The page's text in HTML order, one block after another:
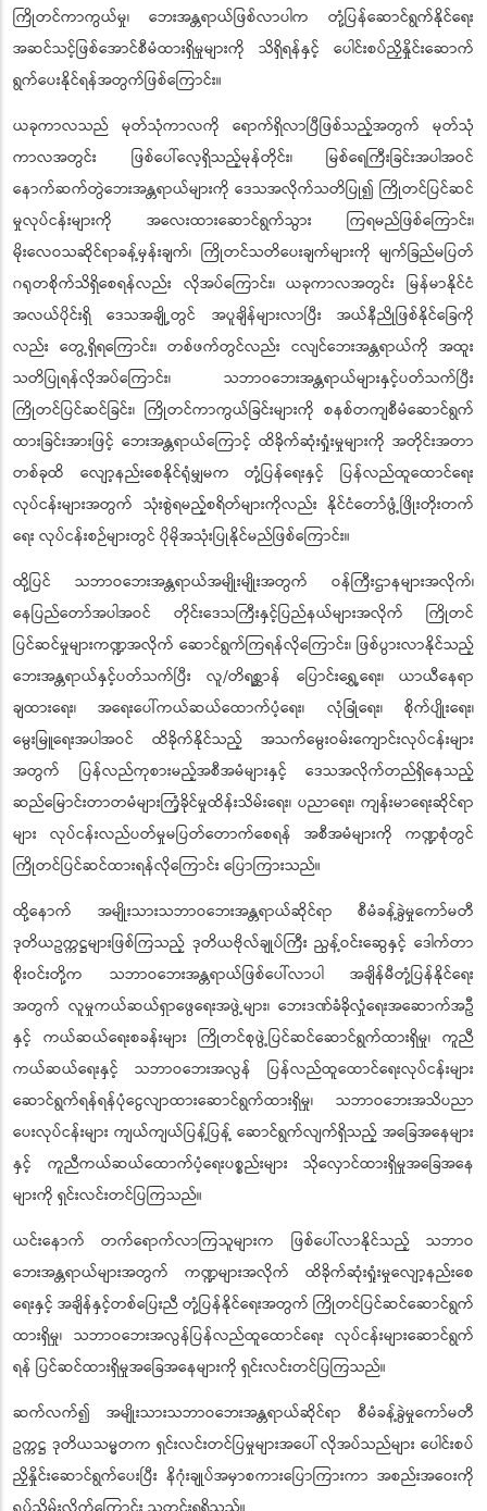
ကြိုတင်ကာကွယ်မှု၊ ဘေးအန္တရာယ်ဖြစ်လာပါက တုံ့ပြန်ဆောင်ရွက်နိုင်ရေး
အဆင်သင့်ဖြစ်အောင်စီမံထားရှိမှုများကို သိရှိရန်နှင့် ပေါင်းစပ်ညှိနှိုင်းဆောက်
ရွက်ပေးနိုင်ရန်အတွက်ဖြစ်ကြောင်း။
ယခုကာလသည် မုတ်သုံကာလကို ရောက်ရှိလာပြီဖြစ်သည့်အတွက် မုတ်သုံ
ကာလအတွင်း ဖြစ်ပေါ်လေ့ရှိသည့်မုန်တိုင်း၊ မြစ်ရေကြီးခြင်းအပါအဝင်
နောက်ဆက်တွဲဘေးအန္တရာယ်များကို ဒေသအလိုက်သတိပြု၍ ကြိုတင်ပြင်ဆင်
မှုလုပ်ငန်းများကို အလေးထားဆောင်ရွက်သွား ကြရမည်ဖြစ်ကြောင်း၊
မိုးလေဝသဆိုင်ရာခန့်မှန်းချက်၊ ကြိုတင်သတိပေးချက်များကို မျက်ခြည်မပြတ်
ဂရုတစိုက်သိရှိစေရန်လည်း လိုအပ်ကြောင်း၊ ယခုကာလအတွင်း မြန်မာနိုင်ငံ
အလယ်ပိုင်းရှိ ဒေသအချို့တွင် အပူချိန်များလာပြီး အယ်နီညိုဖြစ်နိုင်ခြေကို
လည်း တွေ့ရှိရကြောင်း၊ တစ်ဖက်တွင်လည်း ငလျင်ဘေးအန္တရာယ်ကို အထူး
သတိပြုရန်လိုအပ်ကြောင်း၊ သဘာဝဘေးအန္တရာယ်များနှင့်ပတ်သက်ပြီး
ကြိုတင်ပြင်ဆင်ခြင်း၊ ကြိုတင်ကာကွယ်ခြင်းများကို စနစ်တကျစီမံဆောင်ရွက်
ထားခြင်းအားဖြင့် ဘေးအန္တရာယ်ကြောင့် ထိခိုက်ဆုံးရှုံးမှုများကို အတိုင်းအတာ
တစ်ခုထိ လျော့နည်းစေနိုင်ရုံမျှမက တုံ့ပြန်ရေးနှင့် ပြန်လည်ထူထောင်ရေး
လုပ်ငန်းများအတွက် သုံးစွဲရမည့်စရိတ်များကိုလည်း နိုင်ငံတော်ဖွံ့ဖြိုးတိုးတက်
ရေး လုပ်ငန်းစဉ်များတွင် ပိုမိုအသုံးပြုနိုင်မည်ဖြစ်ကြောင်း။
ထို့ပြင် သဘာဝဘေးအန္တရာယ်အမျိုးမျိုးအတွက် ဝန်ကြီးဌာနများအလိုက်၊
နေပြည်တော်အပါအဝင် တိုင်းဒေသကြီးနှင့်ပြည်နယ်များအလိုက် ကြိုတင်
ပြင်ဆင်မှုများကဏ္ဍအလိုက် ဆောင်ရွက်ကြရန်လိုကြောင်း၊ ဖြစ်ပွားလာနိုင်သည့်
ဘေးအန္တရာယ်နှင့်ပတ်သက်ပြီး လူ/တိရစ္ဆာန် ပြောင်းရွှေ့ရေး၊ ယာယီနေရာ
ချထားရေး၊ အရေးပေါ်ကယ်ဆယ်ထောက်ပံ့ရေး၊ လုံခြုံရေး၊ စိုက်ပျိုးရေး၊
မွေးမြူရေးအပါအဝင် ထိခိုက်နိုင်သည့် အသက်မွေးဝမ်းကျောင်းလုပ်ငန်းများ
အတွက် ပြန်လည်ကုစားမည့်အစီအမံများနှင့် ဒေသအလိုက်တည်ရှိနေသည့်
ဆည်မြောင်းတာတမံများကြံ့ခိုင်မှုထိန်းသိမ်းရေး၊ ပညာရေး၊ ကျန်းမာရေးဆိုင်ရာ
များ လုပ်ငန်းလည်ပတ်မှုမပြတ်တောက်စေရန် အစီအမံများကို ကဏ္ဍစုံတွင်
ကြိုတင်ပြင်ဆင်ထားရန်လိုကြောင်း ပြောကြားသည်။
ထို့နောက် အမျိုးသားသဘာဝဘေးအန္တရာယ်ဆိုင်ရာ စီမံခန့်ခွဲမှုကော်မတီ
ဒုတိယဥက္ကဋ္ဌများဖြစ်ကြသည့် ဒုတိယဗိုလ်ချုပ်ကြီး ညွန့်ဝင်းဆွေနှင့် ဒေါက်တာ
စိုးဝင်းတို့က သဘာဝဘေးအန္တရာယ်ဖြစ်ပေါ်လာပါ အချိန်မီတုံ့ပြန်နိုင်ရေး
အတွက် လူမှုကယ်ဆယ်ရှာဖွေရေးအဖွဲ့များ၊ ဘေးဒဏ်ခံခိုလှုံရေးအဆောက်အဦ
နှင့် ကယ်ဆယ်ရေးစခန်းများ ကြိုတင်စုဖွဲ့ပြင်ဆင်ဆောင်ရွက်ထားရှိမှု၊ ကူညီ
ကယ်ဆယ်ရေးနှင့် သဘာဝဘေးအလွန် ပြန်လည်ထူထောင်ရေးလုပ်ငန်းများ
ဆောင်ရွက်ရန်ရန်ပုံငွေလျာထားဆောင်ရွက်ထားရှိမှု၊ သဘာဝဘေးအသိပညာ
ပေးလုပ်ငန်းများ ကျယ်ကျယ်ပြန့်ပြန့် ဆောင်ရွက်လျက်ရှိသည့် အခြေအနေများ
နှင့် ကူညီကယ်ဆယ်ထောက်ပံ့ရေးပစ္စည်းများ သိုလှောင်ထားရှိမှုအခြေအနေ
များကို ရှင်းလင်းတင်ပြကြသည်။
ယင်းနောက် တက်ရောက်လာကြသူများက ဖြစ်ပေါ်လာနိုင်သည့် သဘာဝ
ဘေးအန္တရာယ်များအတွက် ကဏ္ဍများအလိုက် ထိခိုက်ဆုံးရှုံးမှုလျော့နည်းစေ
ရေးနှင့် အချိန်နှင့်တစ်ပြေးညီ တုံ့ပြန်နိုင်ရေးအတွက် ကြိုတင်ပြင်ဆင်ဆောင်ရွက်
ထားရှိမှု၊ သဘာဝဘေးအလွန်ပြန်လည်ထူထောင်ရေး လုပ်ငန်းများဆောင်ရွက်
ရန် ပြင်ဆင်ထားရှိမှုအခြေအနေများကို ရှင်းလင်းတင်ပြကြသည်။
ဆက်လက်၍ အမျိုးသားသဘာဝဘေးအန္တရာယ်ဆိုင်ရာ စီမံခန့်ခွဲမှုကော်မတီ
ဥက္ကဋ္ဌ ဒုတိယသမ္မတက ရှင်းလင်းတင်ပြမှုများအပေါ် လိုအပ်သည်များ ပေါင်းစပ်
ညှိနှိုင်းဆောင်ရွက်ပေးပြီး နိဂုံးချုပ်အမှာစကားပြောကြားကာ အစည်းအဝေးကို